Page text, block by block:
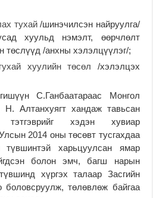
тухай/шинэчилсэн найруулга/
хуульд нэмэлт, өөрчлөлт
төслүүд /анхны хэлэлцүүлэг/;
хуулийн төсөл /хэлэлцэх
С.Ганбаатараас Монгол
Алтанхуягт хандаж тавьсан
тэтгэврийг хэдэн хувиар
2014 оны төсөвт тусгахдаа
түвшинтэй харьцуулсан ямар
болон эмч, багш нарын
хүргэх талаар Засгийн
боловсруулж, төлөвлөж байгаа